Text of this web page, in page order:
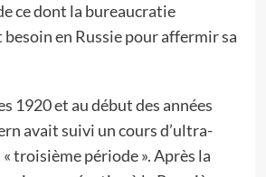
ce dont la bureaucratie
en Russie pour affermir sa
1920 et au début des années
avait suivi un cours d’ultra-
troisième période ». Après la